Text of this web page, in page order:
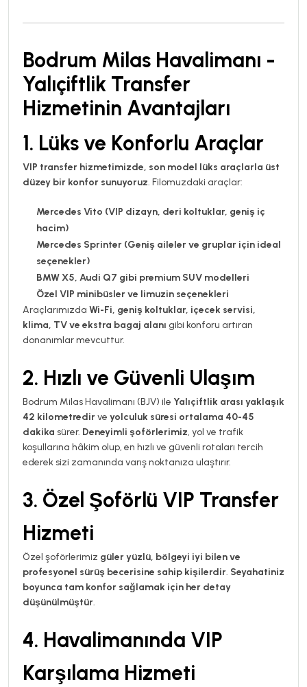
Bodrum Milas Havalimanı -
Yalıçiftlik Transfer
Hizmetinin Avantajları
1. Lüks ve Konforlu Araçlar
VIP transfer hizmetimizde, son model lüks araçlarla üst
düzey bir konfor sunuyoruz. Filomuzdaki araçlar:
Mercedes Vito (VIP dizayn, deri koltuklar, geniş iç
hacim)
Mercedes Sprinter (Geniş aileler ve gruplar için ideal
seçenekler)
BMW X5, Audi Q7 gibi premium SUV modelleri
Özel VIP minibüsler ve limuzin seçenekleri
Araçlarımızda Wi-Fi, geniş koltuklar, içecek servisi,
klima, TV ve ekstra bagaj alanı gibi konforu artıran
donanımlar mevcuttur.
2. Hızlı ve Güvenli Ulaşım
Bodrum Milas Havalimanı (BJV) ile Yalıçiftlik arası yaklaşık
42 kilometredirve yolculuk süresi ortalama 40-45
dakika sürer. Deneyimli şoförlerimiz, yol ve trafik
koşullarına hâkim olup, en hızlı ve güvenli rotaları tercih
ederek sizi zamanında varış noktanıza ulaştırır.
3. Özel Şoförlü VIP Transfer
Hizmeti
Özel şoförlerimiz güler yüzlü, bölgeyi iyi bilen ve
profesyonel sürüş becerisine sahip kişilerdir. Seyahatiniz
boyunca tam konfor sağlamak için her detay
düşünülmüştür.
4. Havalimanında VIP
Karşılama Hizmeti